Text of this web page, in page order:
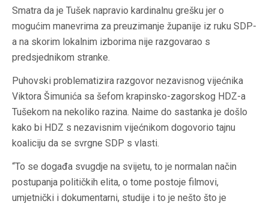
Smatra da je Tušek napravio kardinalnu grešku jer o
mogućim manevrima za preuzimanje županije iz ruku SDP-
a na skorim lokalnim izborima nije razgovarao s
predsjednikom stranke.
Puhovski problematizira razgovor nezavisnog vijećnika
Viktora Šimunića sa šefom krapinsko-zagorskog HDZ-a
Tušekom na nekoliko razina. Naime do sastanka je došlo
kako bi HDZ s nezavisnim vijećnikom dogovorio tajnu
koaliciju da se svrgne SDP s vlasti.
“To se događa svugdje na svijetu, to je normalan način
postupanja političkih elita, o tome postoje filmovi,
umjetnički i dokumentarni, studije i to je nešto što je